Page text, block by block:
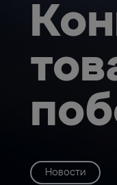
Новости